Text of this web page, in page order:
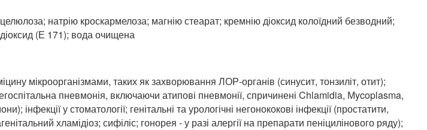
натрію кроскармелоза; магнію стеарат; кремнію діоксид колоїдний безводний;
діоксид (Е 171); вода очищена
мікроорганізмами, таких як захворювання ЛОР-органів (синусит, тонзиліт, отит);
пневмонія, включаючи атипові пневмонії, спричинені Chlamidia, Мycoplasma,
у стоматології; генітальні та урологічні негонококові інфекції (простатити,
хламідіоз; сифіліс; гонорея - у разі алергії на препарати пеніцилінового ряду);